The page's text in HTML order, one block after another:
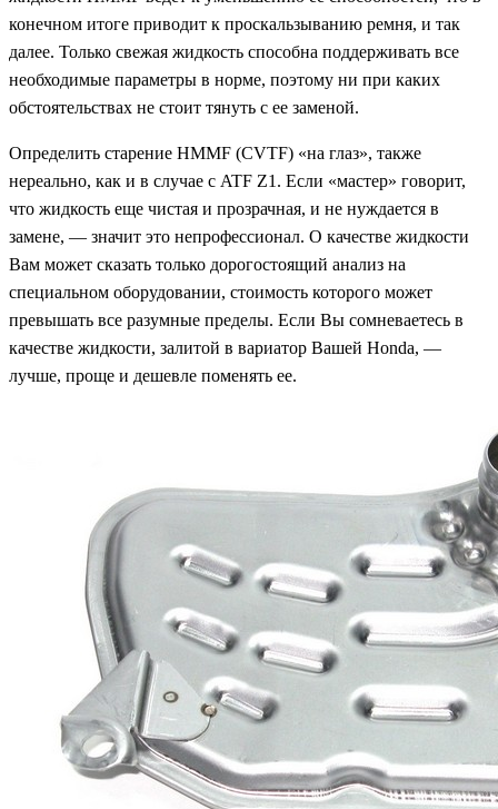
конечном итоге приводит к проскальзыванию ремня, и так
далее. Только свежая жидкость способна поддерживать все
необходимые параметры в норме, поэтому ни при каких
обстоятельствах не стоит тянуть с ее заменой.
Определить старение HMMF (CVTF) «на глаз», также
нереально, как и в случае с ATF Z1. Если «мастер» говорит,
что жидкость еще чистая и прозрачная, и не нуждается в
замене, — значит это непрофессионал. О качестве жидкости
Вам может сказать только дорогостоящий анализ на
специальном оборудовании, стоимость которого может
превышать все разумные пределы. Если Вы сомневаетесь в
качестве жидкости, залитой в вариатор Вашей Honda, —
лучше, проще и дешевле поменять ее.